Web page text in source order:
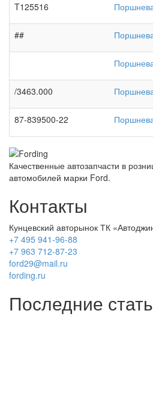
T125516
##
/3463.000
87-839500-22
Качественные автозапчасти в
автомобилей марки Ford.
Контакты
Кунцевский авторынок ТК
+7 495 941-96-88
+7 963 712-87-23
ford29@mail.ru
fording.ru
Последние